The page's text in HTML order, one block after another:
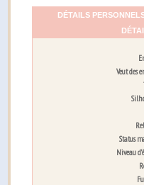
DÉTAILS
Veut des
Status
Niveau